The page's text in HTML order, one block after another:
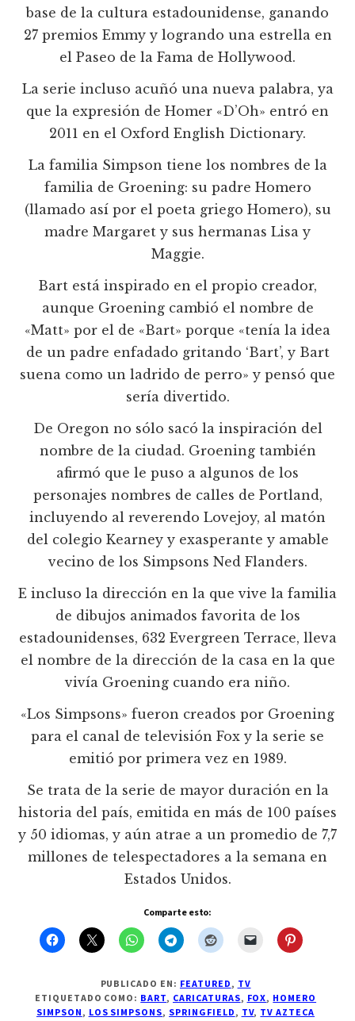
base de la cultura estadounidense, ganando
27 premios Emmy y logrando una estrella en
el Paseo de la Fama de Hollywood.
La serie incluso acuñó una nueva palabra, ya
que la expresión de Homer «D’Oh» entró en
2011 en el Oxford English Dictionary.
La familia Simpson tiene los nombres de la
familia de Groening: su padre Homero
(llamado así por el poeta griego Homero), su
madre Margaret y sus hermanas Lisa y
Maggie.
Bart está inspirado en el propio creador,
aunque Groening cambió el nombre de
«Matt» por el de «Bart» porque «tenía la idea
de un padre enfadado gritando ‘Bart’, y Bart
suena como un ladrido de perro» y pensó que
sería divertido.
De Oregon no sólo sacó la inspiración del
nombre de la ciudad. Groening también
afirmó que le puso a algunos de los
personajes nombres de calles de Portland,
incluyendo al reverendo Lovejoy, al matón
del colegio Kearney y exasperante y amable
vecino de los Simpsons Ned Flanders.
E incluso la dirección en la que vive la familia
de dibujos animados favorita de los
estadounidenses, 632 Evergreen Terrace, lleva
el nombre de la dirección de la casa en la que
vivía Groening cuando era niño.
«Los Simpsons» fueron creados por Groening
para el canal de televisión Fox y la serie se
emitió por primera vez en 1989.
Se trata de la serie de mayor duración en la
historia del país, emitida en más de 100 países
y 50 idiomas, y aún atrae a un promedio de 7,7
millones de telespectadores a la semana en
Estados Unidos.
Comparte esto:
PUBLICADO EN: FEATURED, TV
ETIQUETADO COMO: BART, CARICATURAS, FOX, HOMERO
SIMPSON, LOS SIMPSONS, SPRINGFIELD, TV, TV AZTECA